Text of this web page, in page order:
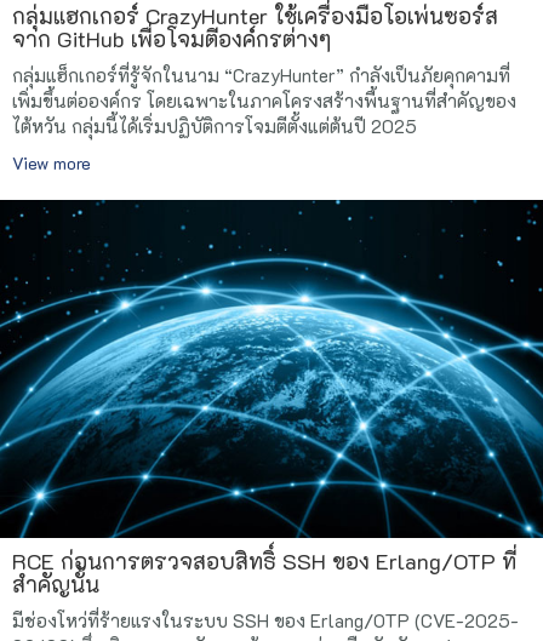
กลุ่มแฮกเกอร์ CrazyHunter ใช้เครื่องมือโอเพ่นซอร์ส
จาก GitHub เพื่อโจมตีองค์กรต่างๆ
กลุ่มแฮ็กเกอร์ที่รู้จักในนาม “CrazyHunter” กำลังเป็นภัยคุกคามที่
เพิ่มขึ้นต่อองค์กร โดยเฉพาะในภาคโครงสร้างพื้นฐานที่สำคัญของ
ไต้หวัน กลุ่มนี้ได้เริ่มปฏิบัติการโจมตีตั้งแต่ต้นปี 2025
View more
RCE ก่อนการตรวจสอบสิทธิ์ SSH ของ Erlang/OTP ที่
สำคัญนั้น
มีช่องโหว่ที่ร้ายแรงในระบบ SSH ของ Erlang/OTP (CVE-2025-